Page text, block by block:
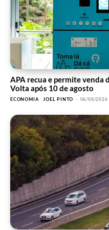
APA recua e permite venda
Volta após 10 de agosto
ECONOMIA JOEL PINTO - 06/08/2026